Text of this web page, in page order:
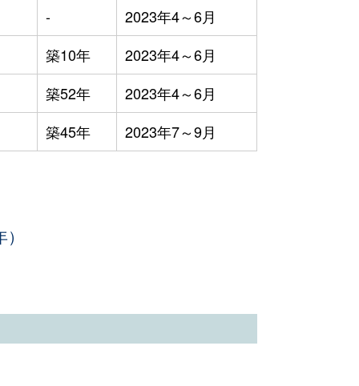
-
2023年4～6月
築10年
2023年4～6月
築52年
2023年4～6月
築45年
2023年7～9月